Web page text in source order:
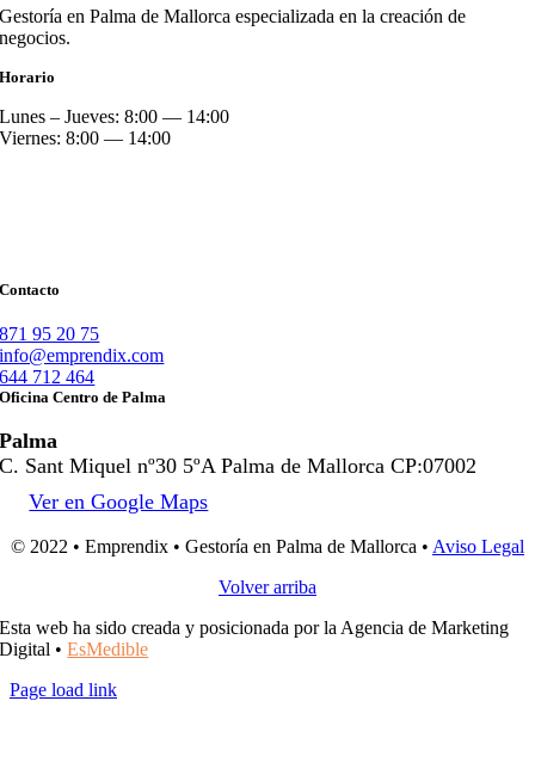
Gestoría en Palma de Mallorca especializada en la creación de
negocios.
Horario
Lunes – Jueves: 8:00 — 14:00
Viernes: 8:00 — 14:00
Contacto
871 95 20 75
info@emprendix.com
644 712 464
Oficina Centro de Palma
Palma
C. Sant Miquel nº30 5ºA Palma de Mallorca CP:07002
Ver en Google Maps
© 2022 • Emprendix • Gestoría en Palma de Mallorca • Aviso Legal
Volver arriba
Esta web ha sido creada y posicionada por la Agencia de Marketing
Digital •EsMedible
Page load link